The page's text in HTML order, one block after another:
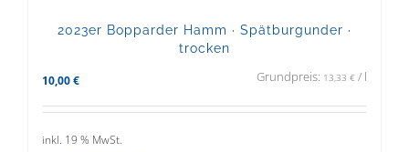
2023er Bopparder Hamm · Spätburgunder ·
trocken
10,00 € Grundpreis: 13,33 € / l
inkl. 19 % MwSt.